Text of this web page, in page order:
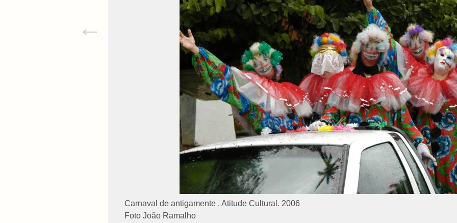
Carnaval de antigamente . Atitude Cultural. 2006
Foto João Ramalho
←